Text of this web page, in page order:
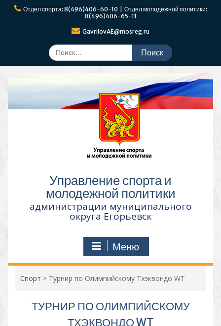
ПерейтиОтдел спорта: 8(496)406-60-10 | Отдел молодежной политики:
8(496)406-65-11
GavrilovAE@mosreg.ru
Поиск
по:
Управление спорта и
молодежной политики
администрации муниципального
округа Егорьевск
Меню
Спорт > Турнир по Олимпийскому Тхэквондо WT
ТУРНИР ПО ОЛИМПИЙСКОМУ
ТХЭКВОНДО WT